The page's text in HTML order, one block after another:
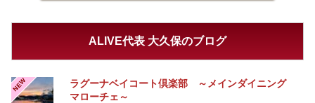
ALIVE代表 大久保のブログ
NEW
ラグーナベイコート倶楽部 ～メインダイニング
マローチェ～